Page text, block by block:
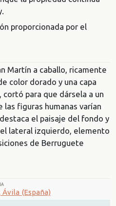
proporcionada por el
Martín a caballo, ricamente
color dorado y una capa
cortó para que dársela a un
las figuras humanas varían
el paisaje del fondo y
lateral izquierdo, elemento
de Berruguete
Ávila (España)